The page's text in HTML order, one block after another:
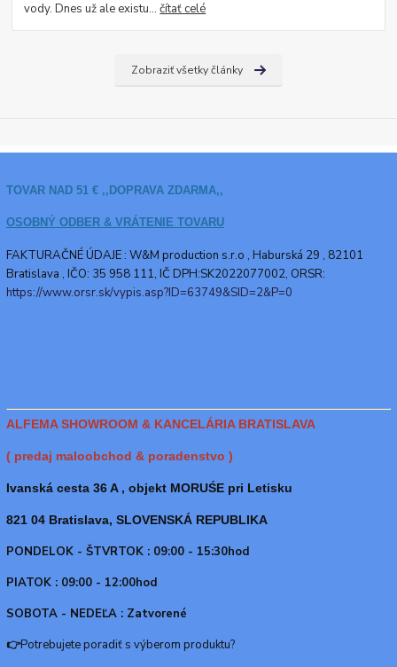
vody. Dnes už ale existu...čítať celé
Zobraziť všetky články
TOVAR NAD 51 € ,,DOPRAVA ZDARMA,,
OSOBNÝ ODBER & VRÁTENIE TOVARU
FAKTURAČNÉ ÚDAJE : W&M production s.r.o , Haburská 29 , 82101
Bratislava , IČO: 35 958 111, IČ DPH:SK2022077002, ORSR:
https://www.orsr.sk/vypis.asp?ID=63749&SID=2&P=0
ALFEMA SHOWROOM & KANCELÁRIA BRATISLAVA
( predaj maloobchod & poradenstvo )
Ivanská cesta 36 A , objekt MORUŚE pri Letisku
821 04 Bratislava, SLOVENSKÁ REPUBLIKA
PONDELOK - ŠTVRTOK : 09:00 - 15:30hod
PIATOK : 09:00 - 12:00hod
SOBOTA - NEDEĽA : Zatvorené
👉Potrebujete poradiť s výberom produktu?